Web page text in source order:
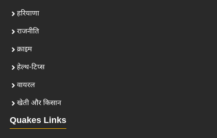
हरियाणा
राजनीति
क्राइम
हेल्थ-टिप्स
वायरल
खेती और किसान
Quakes Links